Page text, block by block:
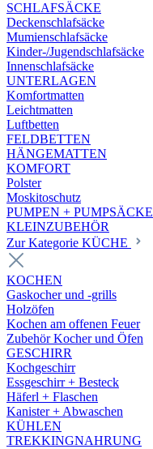
SCHLAFSÄCKE
Deckenschlafsäcke
Mumienschlafsäcke
Kinder-/Jugendschlafsäcke
Innenschlafsäcke
UNTERLAGEN
Komfortmatten
Leichtmatten
Luftbetten
FELDBETTEN
HÄNGEMATTEN
KOMFORT
Polster
Moskitoschutz
PUMPEN + PUMPSÄCKE
KLEINZUBEHÖR
Zur Kategorie KÜCHE
KOCHEN
Gaskocher und -grills
Holzöfen
Kochen am offenen Feuer
Zubehör Kocher und Öfen
GESCHIRR
Kochgeschirr
Essgeschirr + Besteck
Häferl + Flaschen
Kanister + Abwaschen
KÜHLEN
TREKKINGNAHRUNG